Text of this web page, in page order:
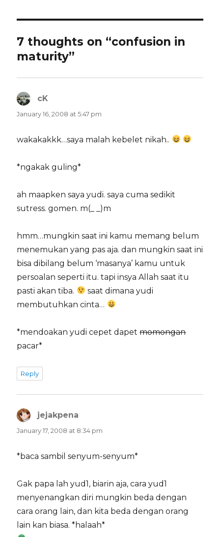
7 thoughts on “confusion in
maturity”
cK
January 16, 2008 at 5:47 pm
wakakakkk…saya malah kebelet nikah..
*ngakak guling*
ah maapken saya yudi. saya cuma sedikit
sutress. gomen. m(_ _)m
hmm…mungkin saat ini kamu memang belum
menemukan yang pas aja. dan mungkin saat ini
bisa dibilang belum ‘masanya’ kamu untuk
persoalan seperti itu. tapi insya Allah saat itu
pasti akan tiba.
saat dimana yudi
membutuhkan cinta…
*mendoakan yudi cepet dapetmomongan
pacar*
Reply
jejakpena
January 17, 2008 at 8:34 pm
*baca sambil senyum-senyum*
Gak papa lah yud1, biarin aja, cara yud1
menyenangkan diri mungkin beda dengan
cara orang lain, dan kita beda dengan orang
lain kan biasa. *halaah*